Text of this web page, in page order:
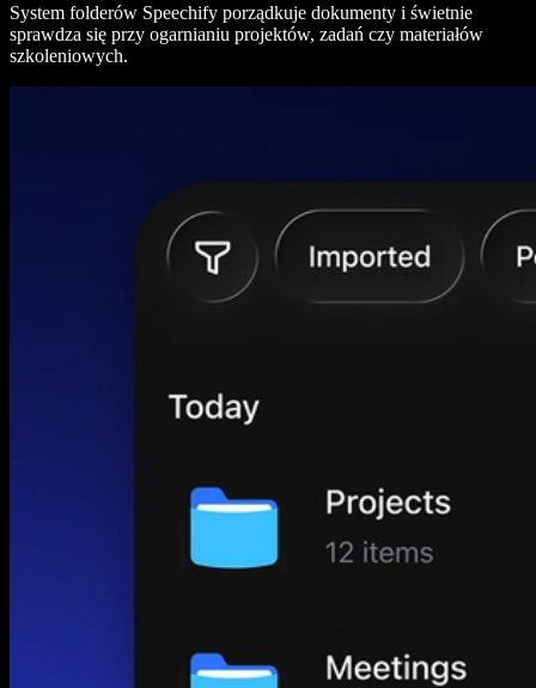
System folderów Speechify porządkuje dokumenty i świetnie
sprawdza się przy ogarnianiu projektów, zadań czy materiałów
szkoleniowych.